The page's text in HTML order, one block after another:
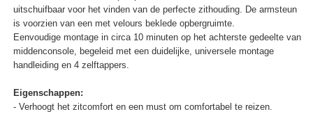
uitschuifbaar voor het vinden van de perfecte zithouding. De armsteun
is voorzien van een met velours beklede opbergruimte.
Eenvoudige montage in circa 10 minuten op het achterste gedeelte van
middenconsole, begeleid met een duidelijke, universele montage
handleiding en 4 zelftappers.
Eigenschappen:
- Verhoogt het zitcomfort en een must om comfortabel te reizen.